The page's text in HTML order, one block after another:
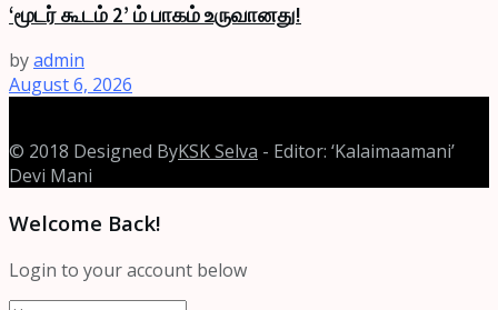
‘மூடர் கூடம் 2’ ம் பாகம் உருவானது!
byadmin
August 6, 2026
© 2018 Designed ByKSK Selva - Editor: ‘Kalaimaamani’
Devi Mani
Welcome Back!
Login to your account below